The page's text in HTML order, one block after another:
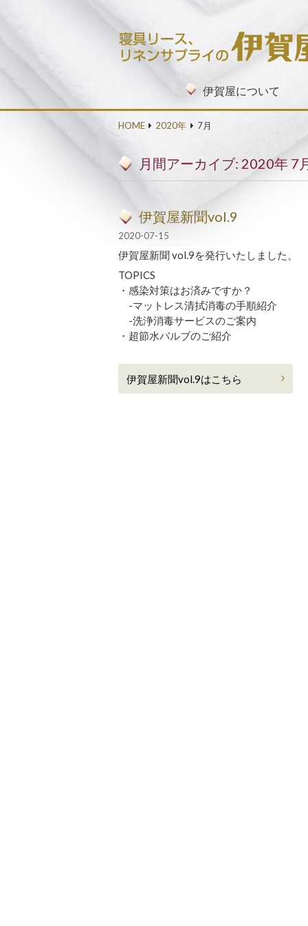
伊賀屋について
HOME 2020年 7月
月間アーカイブ: 2020年 7
伊賀屋新聞vol.9
2020-07-15
伊賀屋新聞 vol.9を発行いたしました。
TOPICS
・感染対策はお済みですか？
-マットレス清拭消毒の手順紹介
-洗浄消毒サービスのご案内
・超節水バルブのご紹介
伊賀屋新聞vol.9はこちら